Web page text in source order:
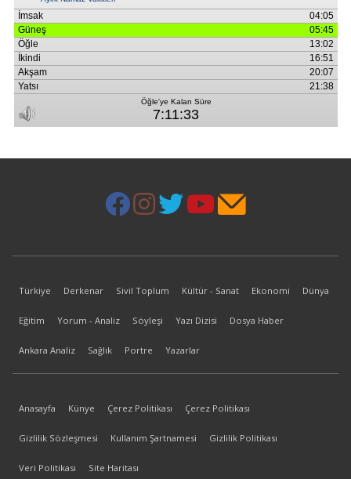
Türkiye Derkenar Sivil Toplum Kültür - Sanat Ekonomi Dünya
Eğitim Yorum - Analiz Söyleşi Yazı Dizisi Dosya Haber
Ankara Analiz Sağlık Portre Yazarlar
Anasayfa Künye Çerez Politikası Çerez Politikası
Gizlilik Sözleşmesi Kullanım Şartnamesi Gizlilik Politikası
Veri Politikası Site Haritası